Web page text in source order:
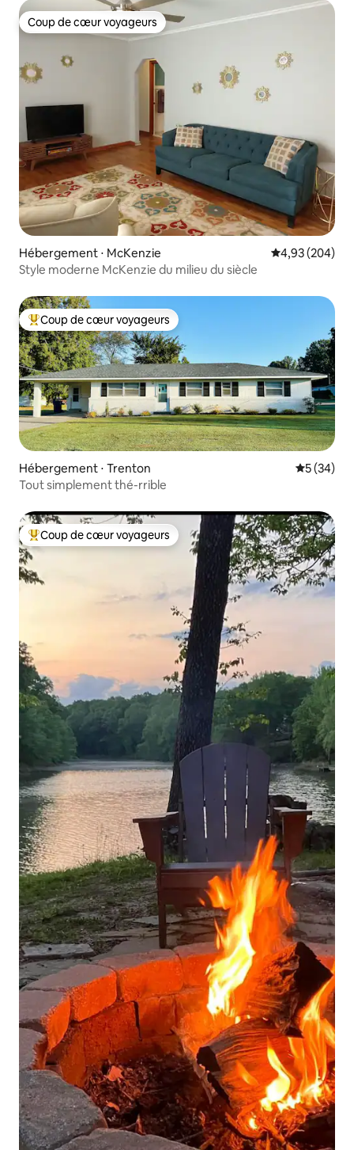
Coup de cœur voyageurs
Coup de cœur voyageurs
Hébergement ⋅ McKenzie Évaluation
4,93 (204)
Style moderne McKenzie du milieu du siècle
Coups de cœur voyageurs les plus appréciés
Coup de cœur voyageurs
Hébergement ⋅ Trenton
5 (34)
Tout simplement thé-rrible
Coups de cœur voyageurs les plus appréciés
Coup de cœur voyageurs